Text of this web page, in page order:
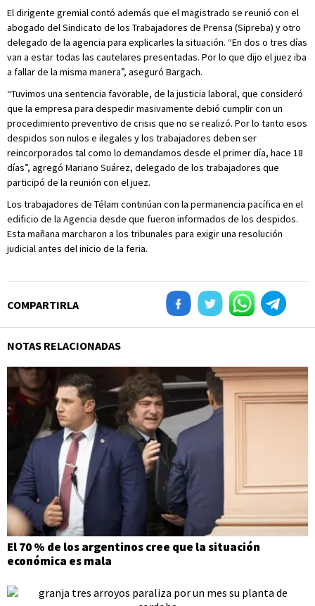
El dirigente gremial contó además que el magistrado se reunió con el
abogado del Sindicato de los Trabajadores de Prensa (Sipreba) y otro
delegado de la agencia para explicarles la situación. “En dos o tres días
van a estar todas las cautelares presentadas. Por lo que dijo el juez iba
a fallar de la misma manera”, aseguró Bargach.
“Tuvimos una sentencia favorable, de la justicia laboral, que consideró
que la empresa para despedir masivamente debió cumplir con un
procedimiento preventivo de crisis que no se realizó. Por lo tanto esos
despidos son nulos e ilegales y los trabajadores deben ser
reincorporados tal como lo demandamos desde el primer día, hace 18
días”, agregó Mariano Suárez, delegado de los trabajadores que
participó de la reunión con el juez.
Los trabajadores de Télam continúan con la permanencia pacífica en el
edificio de la Agencia desde que fueron informados de los despidos.
Esta mañana marcharon a los tribunales para exigir una resolución
judicial antes del inicio de la feria.
COMPARTIRLA
NOTAS RELACIONADAS
El 70 % de los argentinos cree que la situación
económica es mala